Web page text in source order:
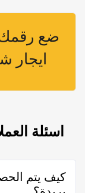
ضع
ايجار
اسئلة
كيف يتم